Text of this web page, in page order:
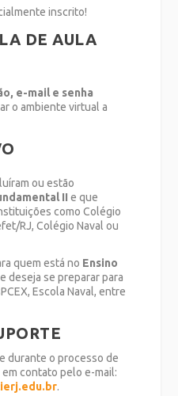
inscrito!
DE AULA
e-mail e senha
o ambiente virtual a
ou estão
II e que
como Colégio
RJ, Colégio Naval ou
quem está no Ensino
deseja se preparar para
Escola Naval, entre
durante o processo de
contato pelo e-mail:
.